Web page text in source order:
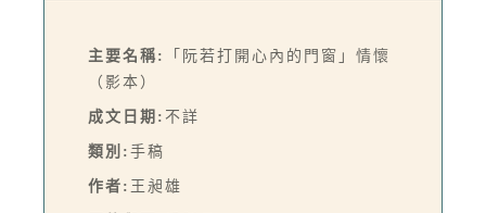
主要名稱:
「阮若打開心內的門窗」情懷
（影本）
成文日期: 不詳
類別: 手稿
作者: 王昶雄